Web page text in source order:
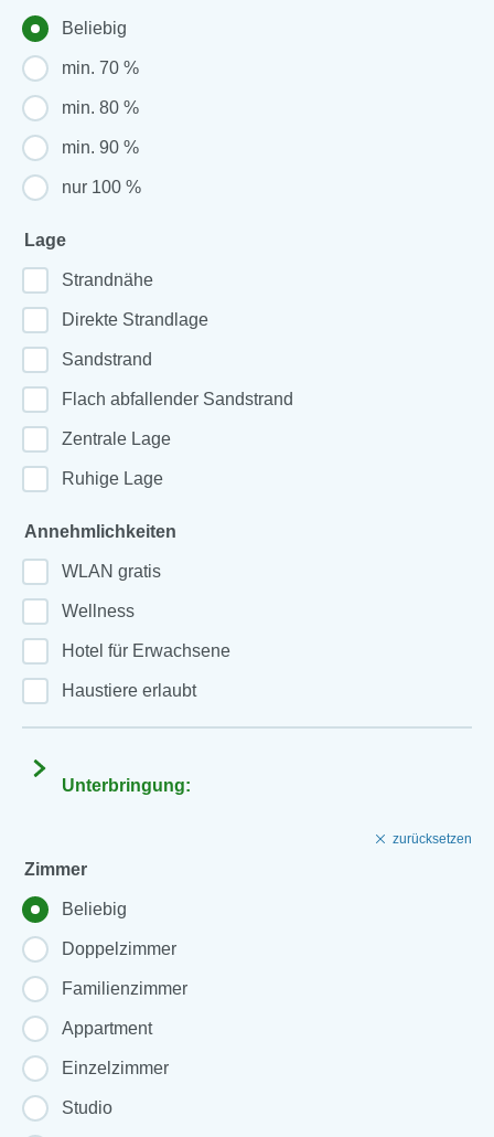
Beliebig
min. 70 %
min. 80 %
min. 90 %
nur 100 %
Lage
Strandnähe
Direkte Strandlage
Sandstrand
Flach abfallender Sandstrand
Zentrale Lage
Ruhige Lage
Annehmlichkeiten
WLAN gratis
Wellness
Hotel für Erwachsene
Haustiere erlaubt
Unterbringung:
zurücksetzen
Zimmer
Beliebig
Doppelzimmer
Familienzimmer
Appartment
Einzelzimmer
Studio